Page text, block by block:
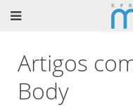
Artigos
Body